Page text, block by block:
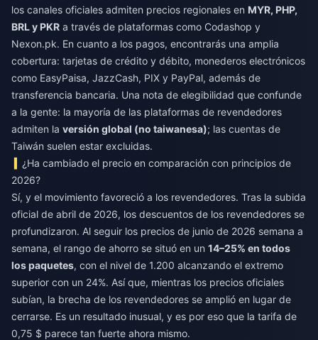
los canales oficiales admiten precios regionales en MYR, PHP,
BRL y PKR a través de plataformas como Codashop y
Nexon.pk. En cuanto a los pagos, encontrarás una amplia
cobertura: tarjetas de crédito y débito, monederos electrónicos
como EasyPaisa, JazzCash, PIX y PayPal, además de
transferencia bancaria. Una nota de elegibilidad que confunde
a la gente: la mayoría de las plataformas de revendedores
admiten la versión global (no taiwanesa); las cuentas de
Taiwán suelen estar excluidas.
¿Ha cambiado el precio en comparación con principios de
2026?
Sí, y el movimiento favoreció a los revendedores. Tras la subida
oficial de abril de 2026, los descuentos de los revendedores se
profundizaron. Al seguir los precios de junio de 2026 semana a
semana, el rango de ahorro se situó en un 14–25% en todos
los paquetes, con el nivel de 1.200 alcanzando el extremo
superior con un 24%. Así que, mientras los precios oficiales
subían, la brecha de los revendedores se amplió en lugar de
cerrarse. Es un resultado inusual, y es por eso que la tarifa de
0,75 $ parece tan fuerte ahora mismo.